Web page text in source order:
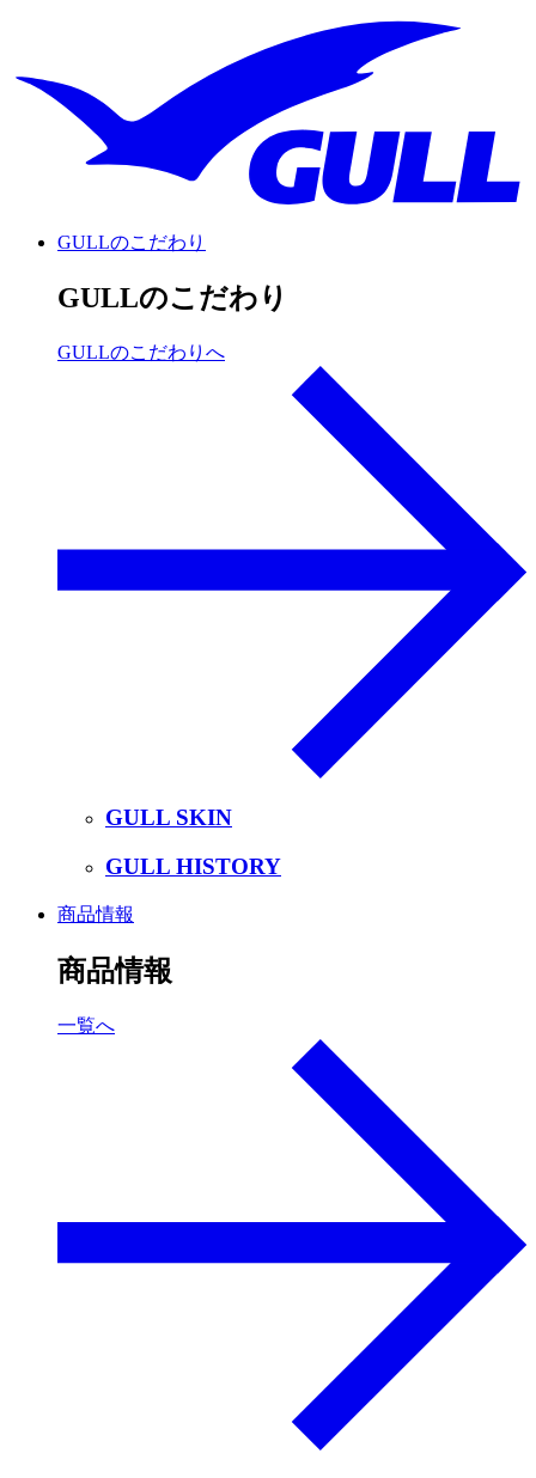
GULLのこだわり
GULLのこだわり
GULLのこだわりへ
GULL SKIN
GULL HISTORY
商品情報
商品情報
一覧へ